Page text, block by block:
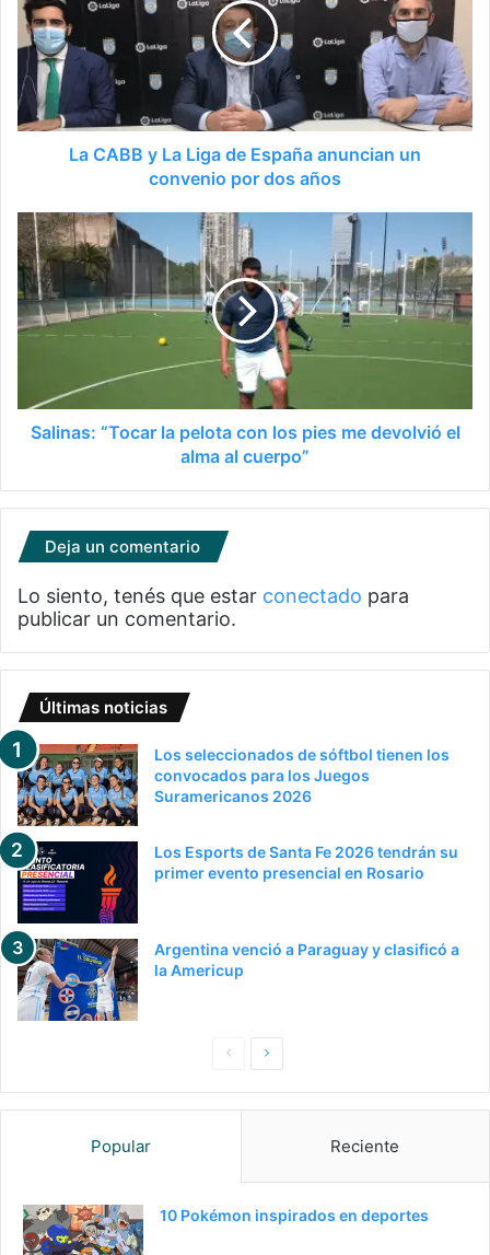
La CABB y La Liga de España anuncian un
convenio por dos años
Salinas: “Tocar la pelota con los pies me devolvió el
alma al cuerpo”
Deja un comentario
Lo siento, tenés que estar conectado para
publicar un comentario.
Últimas noticias
Los seleccionados de sóftbol tienen los
convocados para los Juegos
Suramericanos 2026
Los Esports de Santa Fe 2026 tendrán su
primer evento presencial en Rosario
Argentina venció a Paraguay y clasificó a
la Americup
PaginaSiguiente
Popular Reciente
10 Pokémon inspirados en deportes